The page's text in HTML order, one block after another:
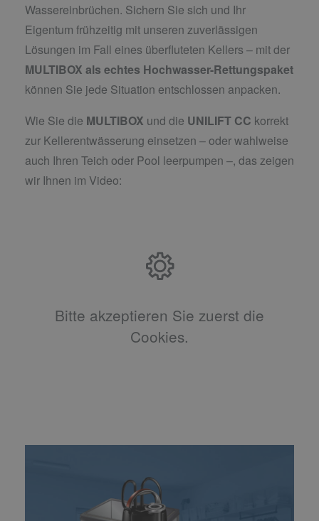
Wassereinbrüchen. Sichern Sie sich und Ihr
Eigentum frühzeitig mit unseren zuverlässigen
Lösungen im Fall eines überfluteten Kellers – mit der
MULTIBOX als echtes Hochwasser-Rettungspaket
können Sie jede Situation entschlossen anpacken.
Wie Sie die MULTIBOX und die UNILIFT CC korrekt
zur Kellerentwässerung einsetzen – oder wahlweise
auch Ihren Teich oder Pool leerpumpen –, das zeigen
wir Ihnen im Video:
Bitte akzeptieren Sie zuerst die
Cookies.